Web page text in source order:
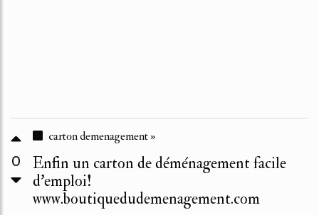
0
carton demenagement »
Enfin un carton de déménagement facile
d'emploi!
www.boutiquedudemenagement.com